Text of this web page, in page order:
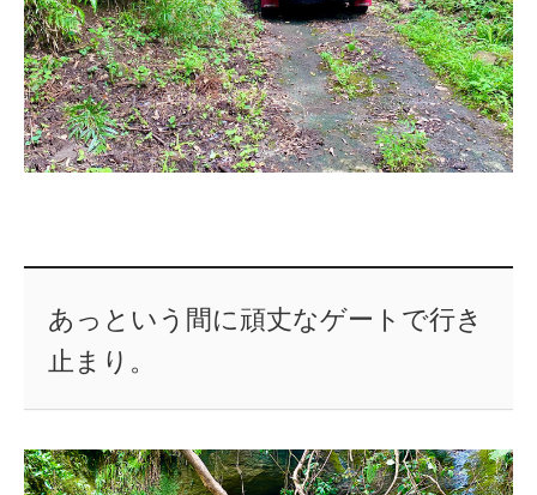
あっという間に頑丈なゲートで行き
止まり。